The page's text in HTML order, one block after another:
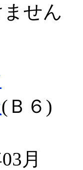
せん
(Ｂ６)
月